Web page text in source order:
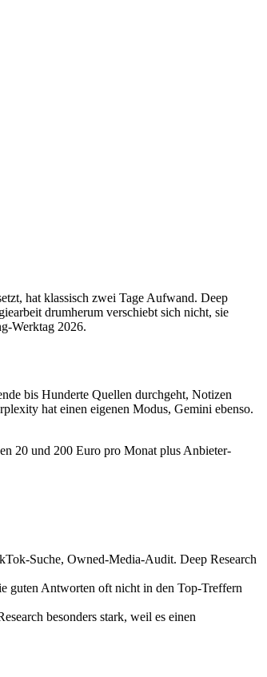
hat klassisch zwei Tage Aufwand. Deep
drumherum verschiebt sich nicht, sie
Werktag 2026.
bis Hunderte Quellen durchgeht, Notizen
hat einen eigenen Modus, Gemini ebenso.
20 und 200 Euro pro Monat plus Anbieter-
Suche, Owned-Media-Audit. Deep Research
guten Antworten oft nicht in den Top-Treffern
besonders stark, weil es einen